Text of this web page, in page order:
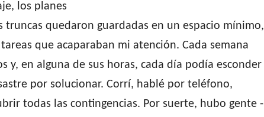
los planes
truncas quedaron guardadas en un espacio mínimo,
que acaparaban mi atención. Cada semana
y, en alguna de sus horas, cada día podía esconder
por solucionar. Corrí, hablé por teléfono,
todas las contingencias. Por suerte, hubo gente -